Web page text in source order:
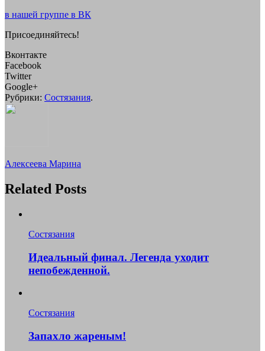
в нашей группе в ВК
Присоединяйтесь!
Вконтакте
Facebook
Twitter
Google+
Рубрики: Состязания.
Алексеева Марина
Related Posts
Состязания
Идеальный финал. Легенда уходит
непобежденной.
Состязания
Запахло жареным!